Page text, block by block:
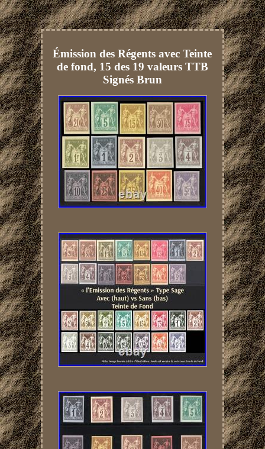
Émission des Régents avec Teinte
de fond, 15 des 19 valeurs TTB
Signés Brun